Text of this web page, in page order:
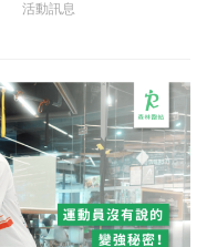
活動訊息